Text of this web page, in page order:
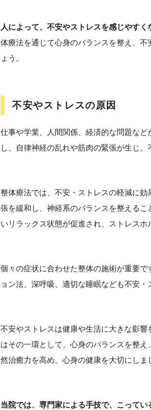
人によって、不安やストレスを感じやすく
体療法を通じて心身のバランスを整え、
ょう。
不安やストレスの原因
仕事や学業、人間関係、経済的な問題な
し、自律神経の乱れや筋肉の緊張が生じ
整体療法では、不安・ストレスの軽減に
張を緩和し、神経系のバランスを整える
いリラックス状態が促進され、ストレスホ
個々の症状に合わせた整体の施術が重要
ョン法、深呼吸、適切な睡眠なども不安・
不安やストレスは健康や生活に大きな影
はその一環として、心身のバランスを整
然治癒力を高め、心身の健康を大切にしま
当院では、専門家による手技で、こってい